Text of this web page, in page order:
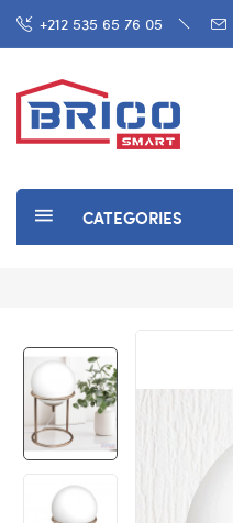
+212 535 65 76 05
CATEGORIES